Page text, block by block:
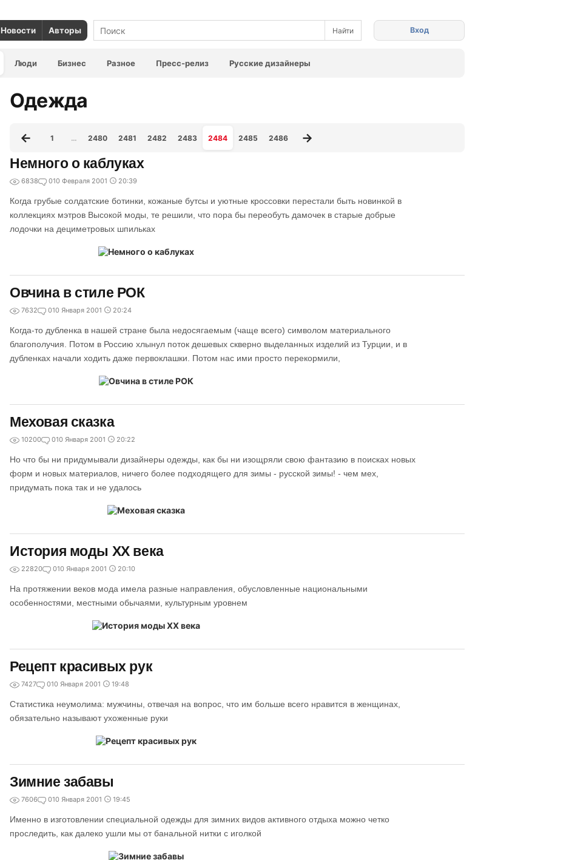
Новости Авторы
Люди Бизнес Разное Пресс-релиз Русские дизайнеры
Вход
Одежда
1 … 2480 2481 2482 2483 2484 2485 2486
Немного о каблуках
6838 010 Февраля 2001 20:39
Когда грубые солдатские ботинки, кожаные бутсы и уютные кроссовки перестали быть новинкой в
коллекциях мэтров Высокой моды, те решили, что пора бы переобуть дамочек в старые добрые
лодочки на дециметровых шпильках
Овчина в стиле РОК
7632 010 Января 2001 20:24
Когда-то дубленка в нашей стране была недосягаемым (чаще всего) символом материального
благополучия. Потом в Россию хлынул поток дешевых скверно выделанных изделий из Турции, и в
дубленках начали ходить даже первоклашки. Потом нас ими просто перекормили,
Меховая сказка
10200 010 Января 2001 20:22
Но что бы ни придумывали дизайнеры одежды, как бы ни изощряли свою фантазию в поисках новых
форм и новых материалов, ничего более подходящего для зимы - русской зимы! - чем мех,
придумать пока так и не удалось
История моды XX века
22820 010 Января 2001 20:10
На протяжении веков мода имела разные направления, обусловленные национальными
особенностями, местными обычаями, культурным уровнем
Рецепт красивых рук
7427 010 Января 2001 19:48
Статистика неумолима: мужчины, отвечая на вопрос, что им больше всего нравится в женщинах,
обязательно называют ухоженные руки
Зимние забавы
7606 010 Января 2001 19:45
Именно в изготовлении специальной одежды для зимних видов активного отдыха можно четко
проследить, как далеко ушли мы от банальной нитки с иголкой